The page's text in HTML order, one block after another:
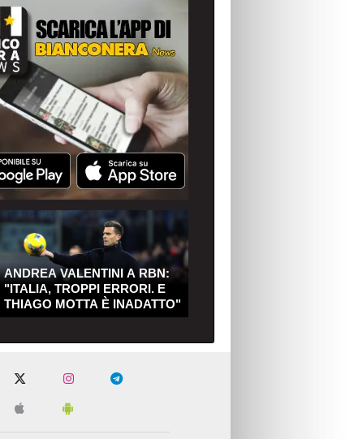
ANDREA VALENTINI A RBN:
"ITALIA, TROPPI ERRORI. E
THIAGO MOTTA È INADATTO"